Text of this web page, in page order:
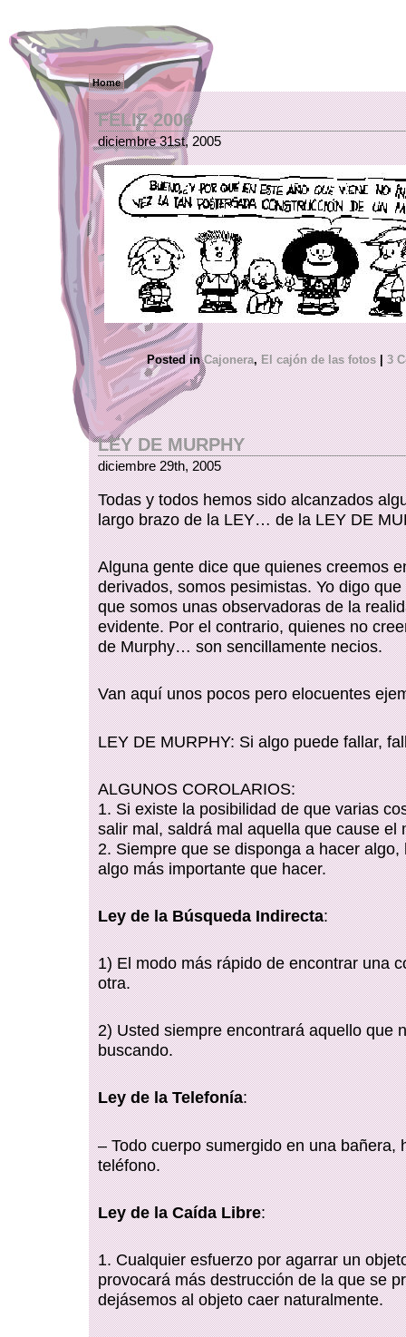
Home
FELIZ 2006
diciembre 31st, 2005
Posted inCajonera,El cajón de las fotos | 3
LEY DE MURPHY
diciembre 29th, 2005
Todas y todos hemos sido alcanzados
largo brazo de la LEY… de la LEY DE
Alguna gente dice que quienes creemos
derivados, somos pesimistas. Yo digo
que somos unas observadoras de la
evidente. Por el contrario, quienes no
de Murphy… son sencillamente necios.
Van aquí unos pocos pero elocuentes
LEY DE MURPHY: Si algo puede fallar,
ALGUNOS COROLARIOS:
1. Si existe la posibilidad de que varias
salir mal, saldrá mal aquella que cause el
2. Siempre que se disponga a hacer algo,
algo más importante que hacer.
Ley de la Búsqueda Indirecta:
1) El modo más rápido de encontrar una
otra.
2) Usted siempre encontrará aquello que
buscando.
Ley de la Telefonía:
– Todo cuerpo sumergido en una bañera,
teléfono.
Ley de la Caída Libre:
1. Cualquier esfuerzo por agarrar un
provocará más destrucción de la que se
dejásemos al objeto caer naturalmente.